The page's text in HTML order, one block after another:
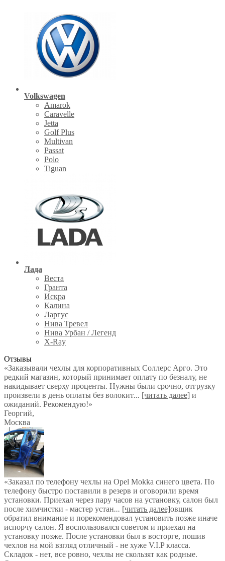
Volkswagen
Amarok
Caravelle
Jetta
Golf Plus
Multivan
Passat
Polo
Tiguan
Лада
Веста
Гранта
Искра
Калина
Ларгус
Нива Тревел
Нива Урбан / Легенд
X-Ray
Отзывы
«Заказывали чехлы для корпоративных Соллерс Арго. Это
редкий магазин, который принимает оплату по безналу, не
накидывает сверху проценты. Нужны были срочно, отгрузку
произвели в день оплаты без волокит... [читать далее] и
ожиданий. Рекомендую!»
Георгий,
Москва
«Заказал по телефону чехлы на Opel Mokka синего цвета. По
телефону быстро поставили в резерв и оговорили время
установки. Приехал через пару часов на установку, салон был
после химчистки - мастер устан... [читать далее]овщик
обратил внимание и порекомендовал установить позже иначе
испорчу салон. Я воспользовался советом и приехал на
установку позже. После установки был в восторге, пошив
чехлов на мой взгляд отличный - не хуже V.I.P класса.
Складок - нет, все ровно, чехлы не скользят как родные.